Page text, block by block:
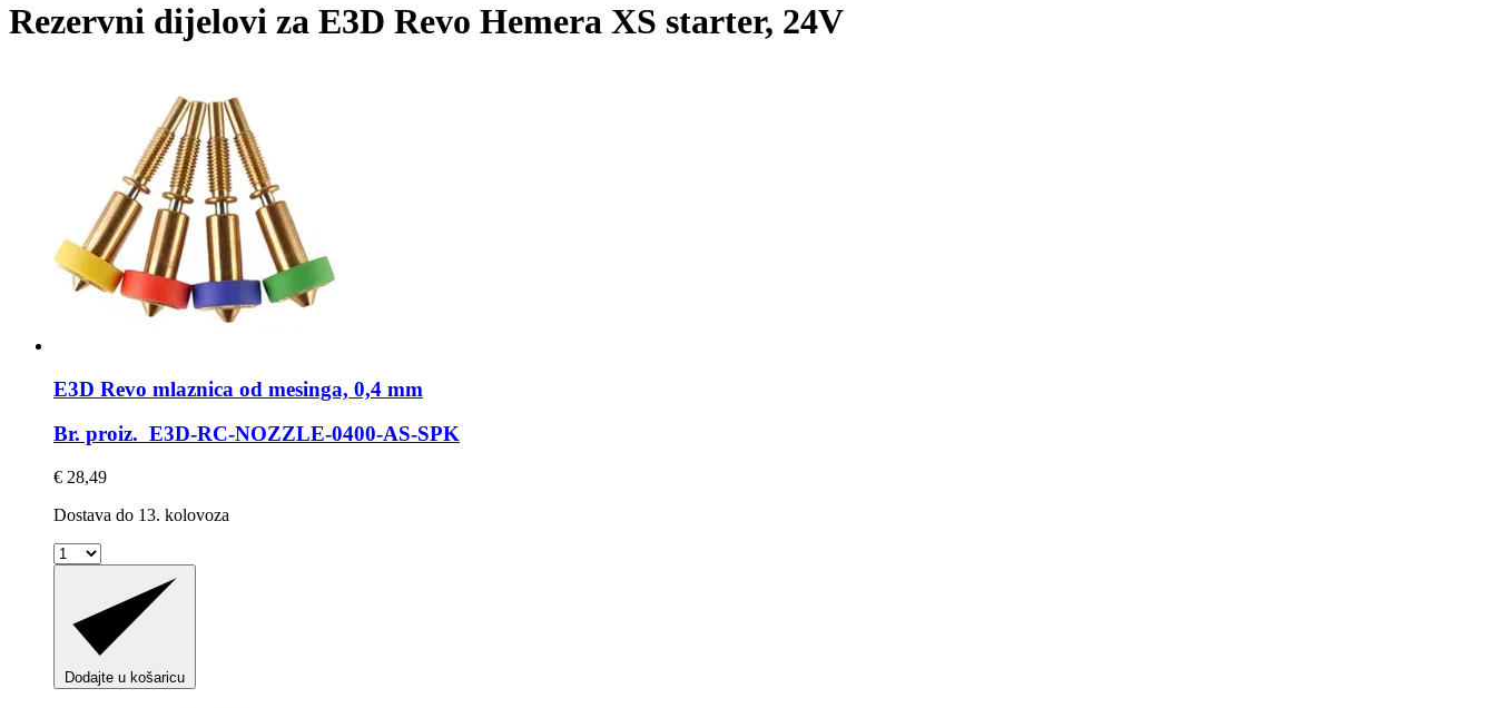
Rezervni dijelovi za E3D Revo Hemera XS starter, 24V
E3D Revo mlaznica od mesinga, 0,4 mm
Br. proiz. E3D-RC-NOZZLE-0400-AS-SPK
€ 28,49
Dostava do 13. kolovoza
Dodajte u košaricu